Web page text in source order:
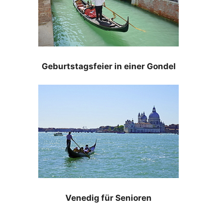
Geburtstagsfeier in einer Gondel
Venedig für Senioren